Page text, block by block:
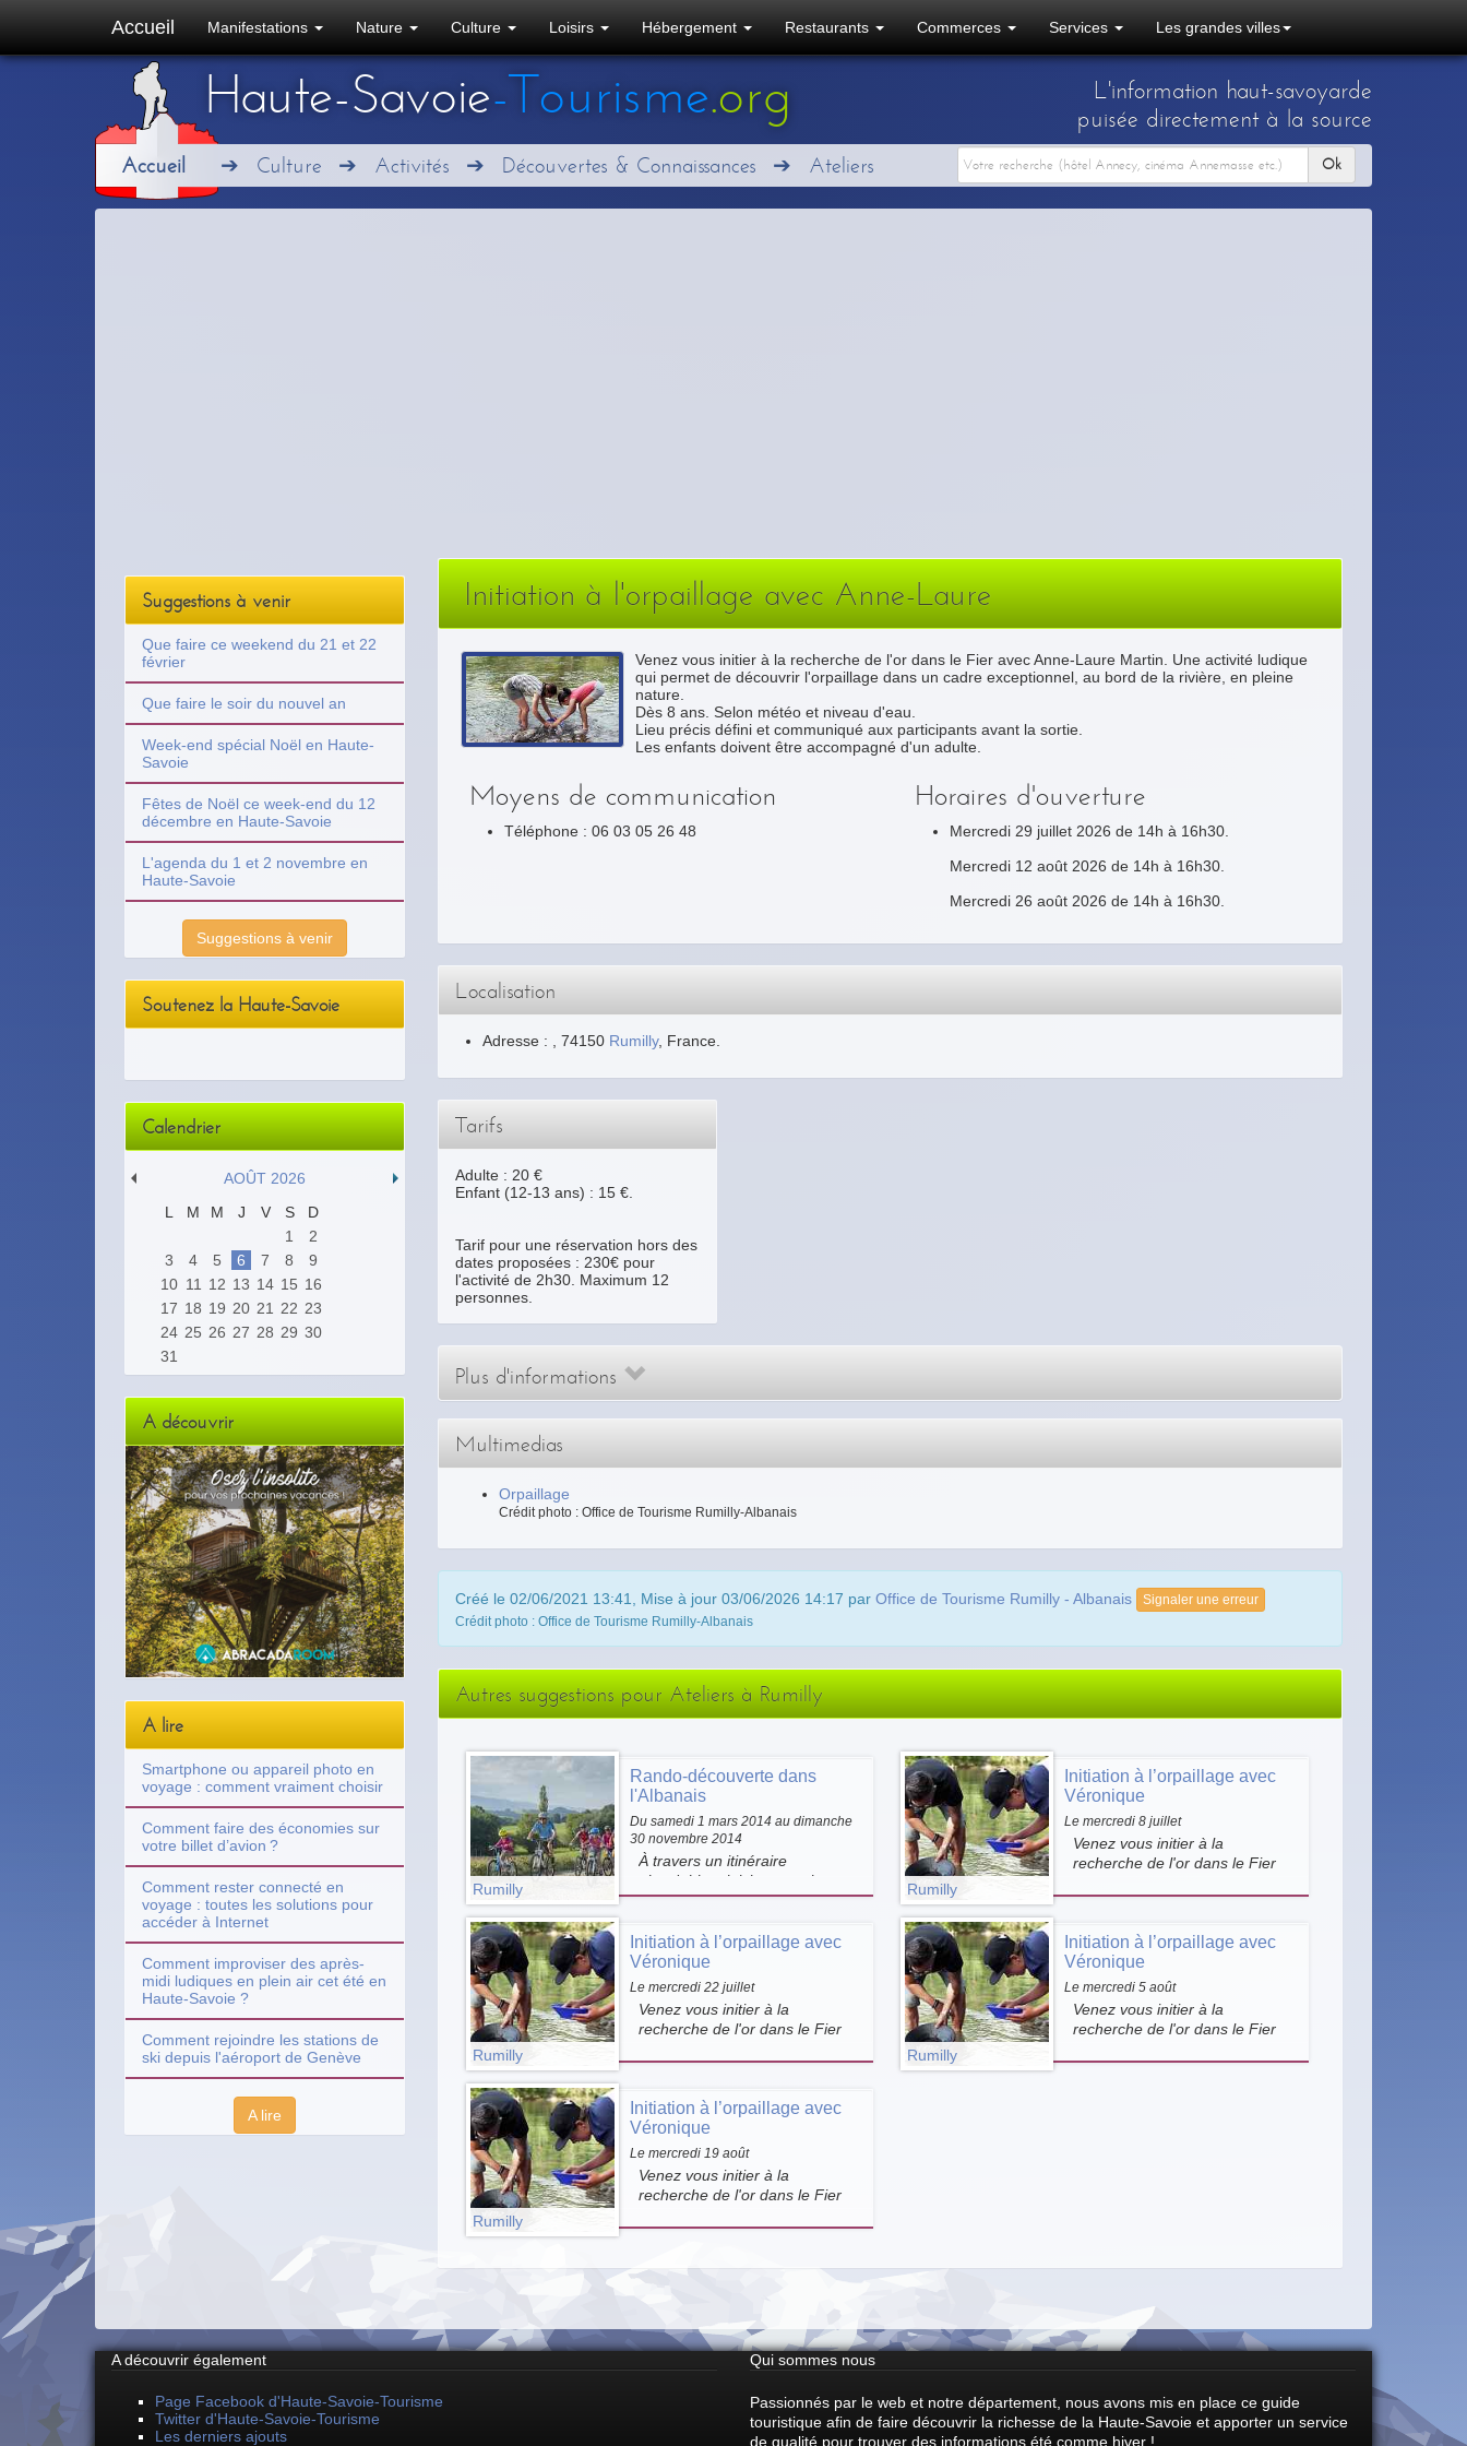
Accueil Manifestations Nature Culture Loisirs Hébergement Restaurants Commerces Services Les grandes villes
L'information haut-savoyarde
puisée directement à la source
Haute-Savoie-Tourisme.org
Accueil Culture Activités Découvertes & Connaissances Ateliers Ok
Initiation à l'orpaillage avec Anne-Laure
Venez vous initier à la recherche de l'or dans le Fier avec Anne-Laure Martin. Une activité ludique
qui permet de découvrir l'orpaillage dans un cadre exceptionnel, au bord de la rivière, en pleine
nature.
Dès 8 ans. Selon météo et niveau d'eau.
Lieu précis défini et communiqué aux participants avant la sortie.
Les enfants doivent être accompagné d'un adulte.
Moyens de communication
Téléphone : 06 03 05 26 48
Horaires d'ouverture
Mercredi 29 juillet 2026 de 14h à 16h30.
Mercredi 12 août 2026 de 14h à 16h30.
Mercredi 26 août 2026 de 14h à 16h30.
Localisation
Adresse : 74150 Rumilly, France.
Tarifs
Adulte : 20 €
Enfant (12-13 ans) : 15 €.
Tarif pour une réservation hors des
dates proposées : 230€ pour
l'activité de 2h30. Maximum 12
personnes.
Plus d'informations
Multimedias
Orpaillage
Crédit photo : Office de Tourisme Rumilly-Albanais
Créé le 02/06/2021 13:41, Mise à jour 03/06/2026 14:17 par Office de Tourisme Rumilly - Albanais
Signaler une erreur
Crédit photo : Office de Tourisme Rumilly-Albanais
Autres suggestions pour Ateliers à Rumilly
Rumilly
Rando-découverte dans
l'Albanais
Du samedi 1 mars 2014 au dimanche
30 novembre 2014
À travers un itinéraire
abordable, plaisir et sourire
seront au rendez-vous.
fonction de vos envies et selon
votre niveau. Sortie possible
avec VTT, VTTAE, VTCAE.
Rumilly
Initiation à l’orpaillage avec
Véronique
Le mercredi 8 juillet
Venez vous initier à la
recherche de l'or dans le Fier
activité ludique qui permet de
cadre exceptionnel, au bord de
la rivière, en pleine nature.
Rumilly
Initiation à l’orpaillage avec
Véronique
Le mercredi 22 juillet
Venez vous initier à la
recherche de l'or dans le Fier
activité ludique qui permet de
cadre exceptionnel, au bord de
la rivière, en pleine nature.
Rumilly
Initiation à l’orpaillage avec
Véronique
Le mercredi 5 août
Venez vous initier à la
recherche de l'or dans le Fier
activité ludique qui permet de
Rumilly
Initiation à l’orpaillage avec
Véronique
Le mercredi 19 août
Venez vous initier à la
recherche de l'or dans le Fier
activité ludique qui permet de
cadre exceptionnel, au bord de
Suggestions à venir
Que faire ce weekend du 21 et 22
février
Que faire le soir du nouvel an
Week-end spécial Noël en Haute-
Savoie
Fêtes de Noël ce week-end du 12
décembre en Haute-Savoie
L'agenda du 1 et 2 novembre en
Haute-Savoie
Suggestions à venir
Soutenez la Haute-Savoie
Calendrier
AOÛT 2026
L
M M J V S
D
1
2
3
4 5 6 7 8
9
10 11 12 13 14 15 16
17 18 19 20 21 22 23
24 25 26 27 28 29 30
31
A découvrir
A lire
Smartphone ou appareil photo en
voyage : comment vraiment choisir
Comment faire des économies sur
votre billet d’avion ?
Comment rester connecté en
voyage : toutes les solutions pour
accéder à Internet
Comment improviser des après-
midi ludiques en plein air cet été en
Haute-Savoie ?
Comment rejoindre les stations de
ski depuis l'aéroport de Genève
A lire
A découvrir également
Page Facebook d'Haute-Savoie-Tourisme
Twitter d'Haute-Savoie-Tourisme
Les derniers ajouts
Qui sommes nous
Passionnés par le web et notre département, nous avons mis en place ce guide
touristique afin de faire découvrir la richesse de la Haute-Savoie et apporter un service
de qualité pour trouver des informations été comme hiver !